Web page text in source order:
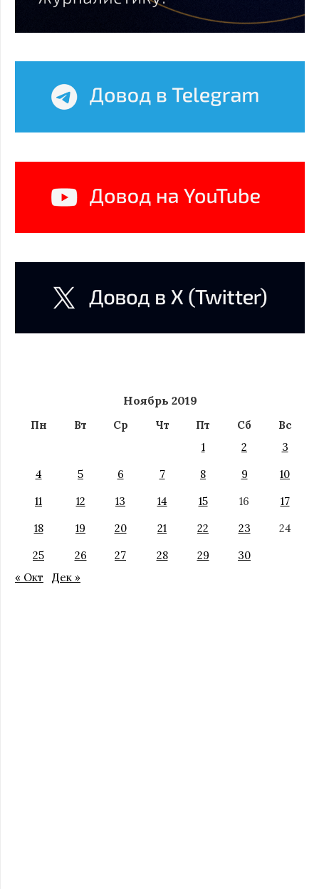
Ноябрь 2019
Пн Вт Ср Чт Пт Сб
Вс
1
2
3
4
5 6 7 8 9
10
11
12 13 14 15 16
17
18
19 20 21 22 23
24
25
26 27 28 29
30
« Окт
Дек »